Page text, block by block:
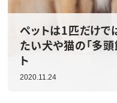
ペットは1匹だけで
たい犬や猫の「多頭
ト
2020.11.24